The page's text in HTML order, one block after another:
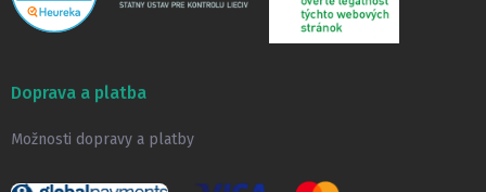
Doprava a platba
Možnosti dopravy a platby